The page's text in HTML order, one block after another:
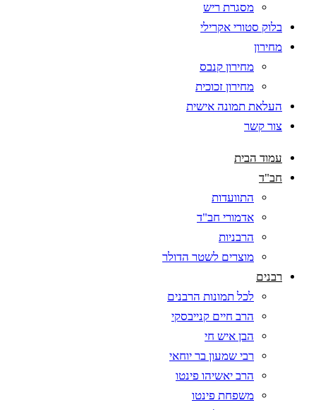
מסגרת ריש
בלוק סטורי אקרילי
מחירון
מחירון קנבס
מחירון זכוכית
העלאת תמונה אישית
צור קשר
עמוד הבית
חב"ד
התוועדות
אדמורי חב"ד
הרבניות
מוצרים לשטר הדולר
רבנים
לכל תמונות הרבנים
הרב חיים קנייבסקי
הבן איש חי
רבי שמעון בר יוחאי
הרב יאשיהו פינטו
משפחת פינטו